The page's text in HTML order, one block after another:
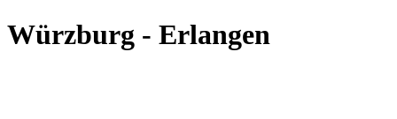
Würzburg - Erlangen